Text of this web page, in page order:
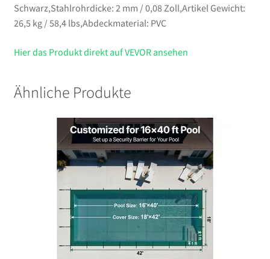
Schwarz,Stahlrohrdicke: 2 mm / 0,08 Zoll,Artikel Gewicht:
26,5 kg / 58,4 lbs,Abdeckmaterial: PVC
Hier das Produkt direkt auf VEVOR ansehen
Ähnliche Produkte